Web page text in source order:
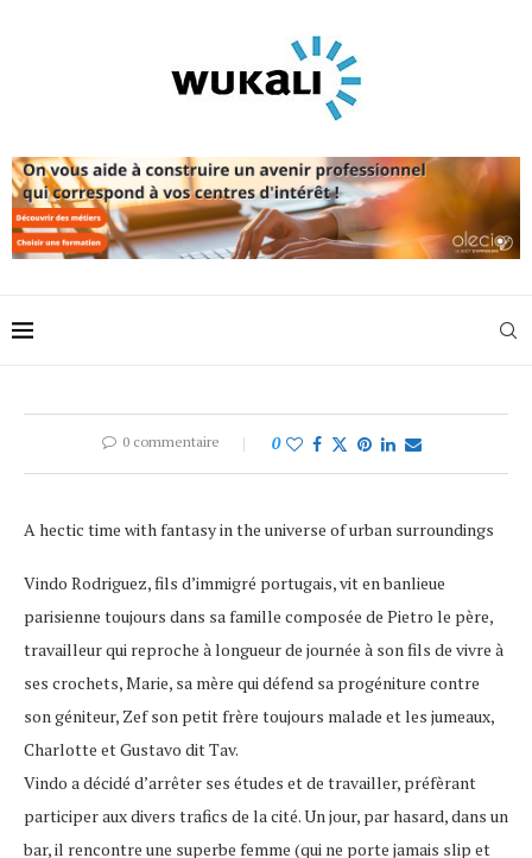
0 commentaire 0
A hectic time with fantasy in the universe of urban surroundings
Vindo Rodriguez, fils d’immigré portugais, vit en banlieue
parisienne toujours dans sa famille composée de Pietro le père,
travailleur qui reproche à longueur de journée à son fils de vivre à
ses crochets, Marie, sa mère qui défend sa progéniture contre
son géniteur, Zef son petit frère toujours malade et les jumeaux,
Charlotte et Gustavo dit Tav.
Vindo a décidé d’arrêter ses études et de travailler, préfèrant
participer aux divers trafics de la cité. Un jour, par hasard, dans un
bar, il rencontre une superbe femme (qui ne porte jamais slip et